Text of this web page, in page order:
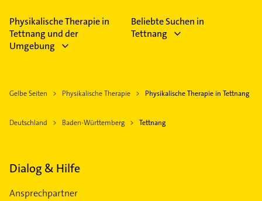
Physikalische Therapie in
Tettnang und der
Umgebung
Beliebte Suchen in
Tettnang
Gelbe Seiten Physikalische Therapie Physikalische Therapie in Tettnang
Deutschland Baden-Württemberg Tettnang
Dialog & Hilfe
Ansprechpartner